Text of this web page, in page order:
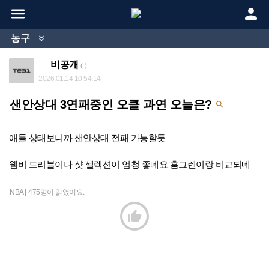
 
농구 
비공개 ( )
2026.01.14 10:54:14
샌안상대 3연패중인 오클 과연 오늘은? 
애들 상태보니까 샌안상대 전패 가능할듯
웸비 드리블이나 샷 셀렉션이 엄청 좋네요 홈그렌이랑 비교되네
NBA | 475명이 읽었어요.
